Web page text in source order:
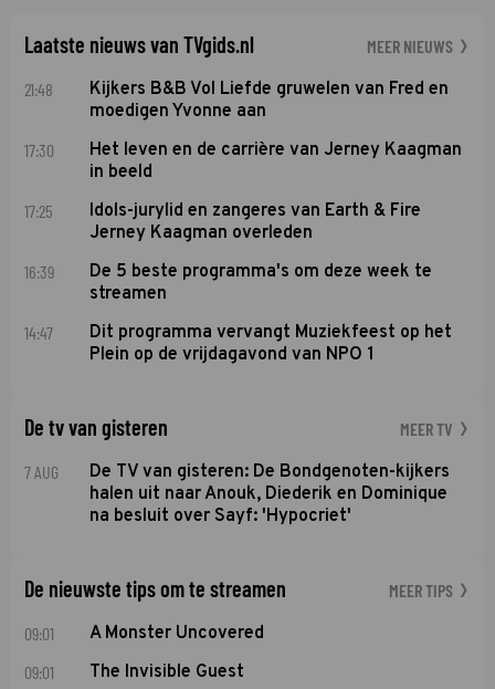
Laatste nieuws van TVgids.nl MEER NIEUWS
21:48
Kijkers B&B Vol Liefde gruwelen van Fred en
moedigen Yvonne aan
17:30
Het leven en de carrière van Jerney Kaagman
in beeld
17:25
Idols-jurylid en zangeres van Earth & Fire
Jerney Kaagman overleden
16:39
De 5 beste programma's om deze week te
streamen
14:47
Dit programma vervangt Muziekfeest op het
Plein op de vrijdagavond van NPO 1
De tv van gisteren MEER TV
7 AUG
De TV van gisteren: De Bondgenoten-kijkers
halen uit naar Anouk, Diederik en Dominique
na besluit over Sayf: 'Hypocriet'
De nieuwste tips om te streamen MEER TIPS
09:01 A Monster Uncovered
09:01 The Invisible Guest